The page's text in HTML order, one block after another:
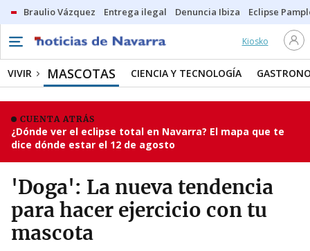
Braulio Vázquez Entrega ilegal Denuncia Ibiza Eclipse
Kiosko
VIVIR MASCOTAS CIENCIA Y TECNOLOGÍA
CUENTA ATRÁS
¿Dónde ver el eclipse total en Navarra? El mapa que te
dice dónde estar el 12 de agosto
'Doga': La nueva tendencia
para hacer ejercicio con tu
mascota